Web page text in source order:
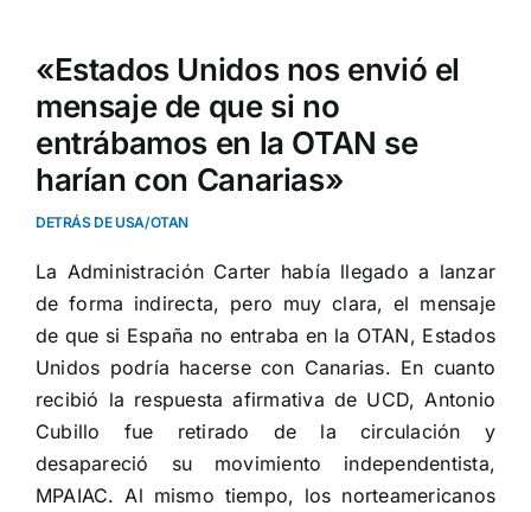
«Estados Unidos nos envió el
mensaje de que si no
entrábamos en la OTAN se
harían con Canarias»
DETRÁS DE USA/OTAN
La Administración Carter había llegado a lanzar
de forma indirecta, pero muy clara, el mensaje
de que si España no entraba en la OTAN, Estados
Unidos podría hacerse con Canarias. En cuanto
recibió la respuesta afirmativa de UCD, Antonio
Cubillo fue retirado de la circulación y
desapareció su movimiento independentista,
MPAIAC. Al mismo tiempo, los norteamericanos